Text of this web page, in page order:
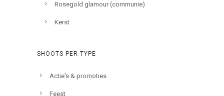
Rosegold glamour (communie)
Kerst
SHOOTS PER TYPE
Actie's & promoties
Feest